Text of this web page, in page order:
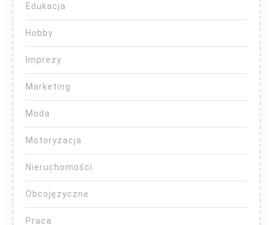
Edukacja
Hobby
Imprezy
Marketing
Moda
Motoryzacja
Nieruchomości
Obcojęzyczne
Praca